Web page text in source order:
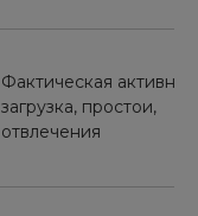
Фактическая
загрузка, простои,
отвлечения